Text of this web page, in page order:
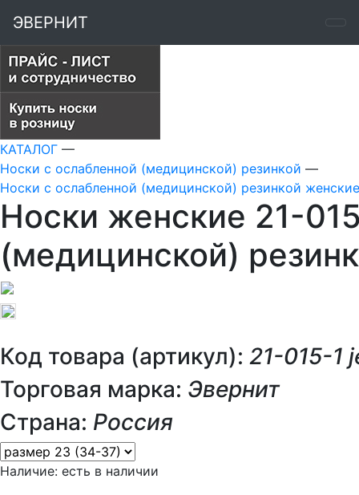
ЭВЕРНИТ
КАТАЛОГ —
Носки с ослабленной (медицинской) резинкой —
Носки с ослабленной (медицинской) резинкой женские
Носки женские 21-
(медицинской)
Код товара (артикул): 21-015-1
Торговая марка: Эвернит
Страна: Россия
Наличие: есть в наличии